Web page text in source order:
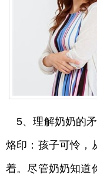
5、理解奶奶的
烙印：孩子可怜，
着。尽管奶奶知道